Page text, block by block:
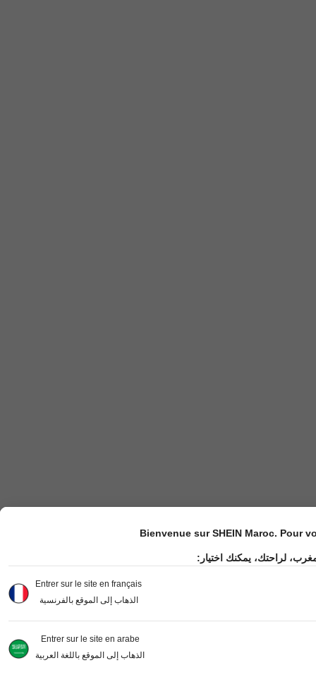
Bienvenue sur SHEIN Maroc. Pour
لراحتك، يمكنك اختيار:
Entrer sur le site en français
الذهاب إلى الموقع بالفرنسية
Entrer sur le site en arabe
الذهاب إلى الموقع باللغة العربية